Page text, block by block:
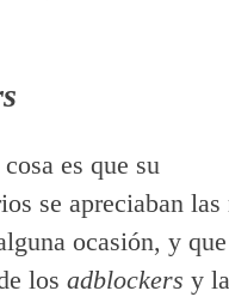
es que su
se apreciaban las
ocasión, y
los adblockers y